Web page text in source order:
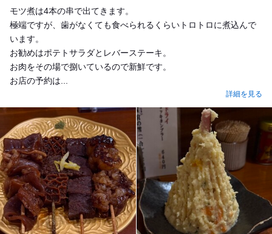
モツ煮は4本の串で出てきます。
極端ですが、歯がなくても食べられるくらいトロトロに煮込んで
います。
お勧めはポテトサラダとレバーステーキ。
お肉をその場で捌いているので新鮮です。
お店の予約は...
詳細を見る